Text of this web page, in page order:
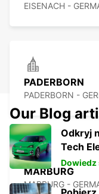
EISENACH -
PADERBORN
PADERBORN -
MARBURG
MARBURG -
Our Blog
Odkryj
Tech
Dowiedz